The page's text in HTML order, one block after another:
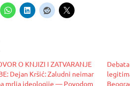
O KNJIZI I ZATVARANJE
Dejan Kršić: Zaludni neimar
mrlja ideologije — Povodom